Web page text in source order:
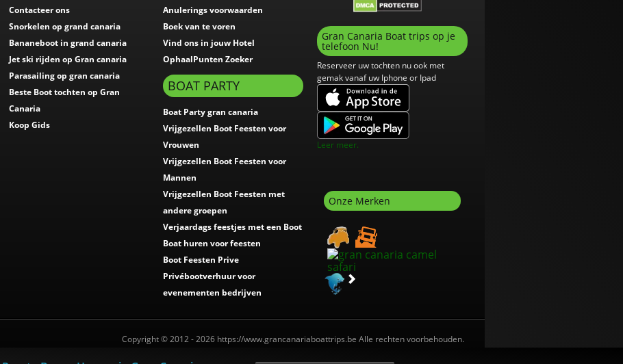
Contacteer ons
Snorkelen op grand canaria
Bananeboot in grand canaria
Jet ski rijden op Gran canaria
Parasailing op gran canaria
Beste Boot tochten op Gran
Canaria
Koop Gids
Anulerings voorwaarden
Boek van te voren
Vind ons in jouw Hotel
OphaalPunten Zoeker
BOAT PARTY
Boat Party gran canaria
Vrijgezellen Boot Feesten voor
Vrouwen
Vrijgezellen Boot Feesten voor
Mannen
Vrijgezellen Boot Feesten met
andere groepen
Verjaardags feestjes met een Boot
Boat huren voor feesten
Boot Feesten Prive
Privébootverhuur voor
evenementen bedrijven
Gran Canaria Boat trips op je
telefoon Nu!
Reserveer uw tochten nu ook met
gemak vanaf uw Iphone or Ipad
Leer meer.
Onze Merken
Copyright © 2012 - 2026 https://www.grancanariaboattrips.be Alle rechten voorbehouden.